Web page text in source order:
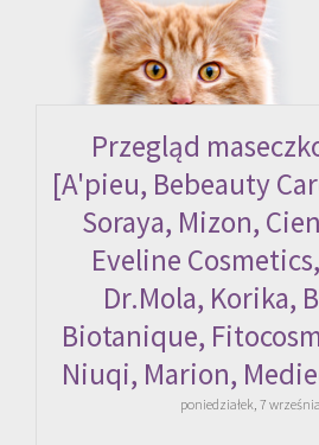
Przegląd
[A'pieu, Bebeauty
Soraya, Mizon,
Eveline
Dr.Mola, Korika,
Biotanique,
Niuqi, Marion,
poniedziałek, 7